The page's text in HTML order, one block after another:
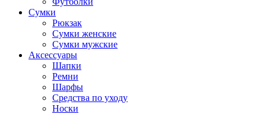
Сумки
Рюкзак
Сумки женские
Сумки мужские
Аксеcсуары
Шапки
Ремни
Шарфы
Средства по уходу
Носки